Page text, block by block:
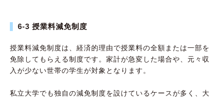
6-3 授業料減免制度
授業料減免制度は、経済的理由で授業料の全額または一部を
免除してもらえる制度です。家計が急変した場合や、元々収
入が少ない世帯の学生が対象となります。
私立大学でも独自の減免制度を設けているケースが多く、大